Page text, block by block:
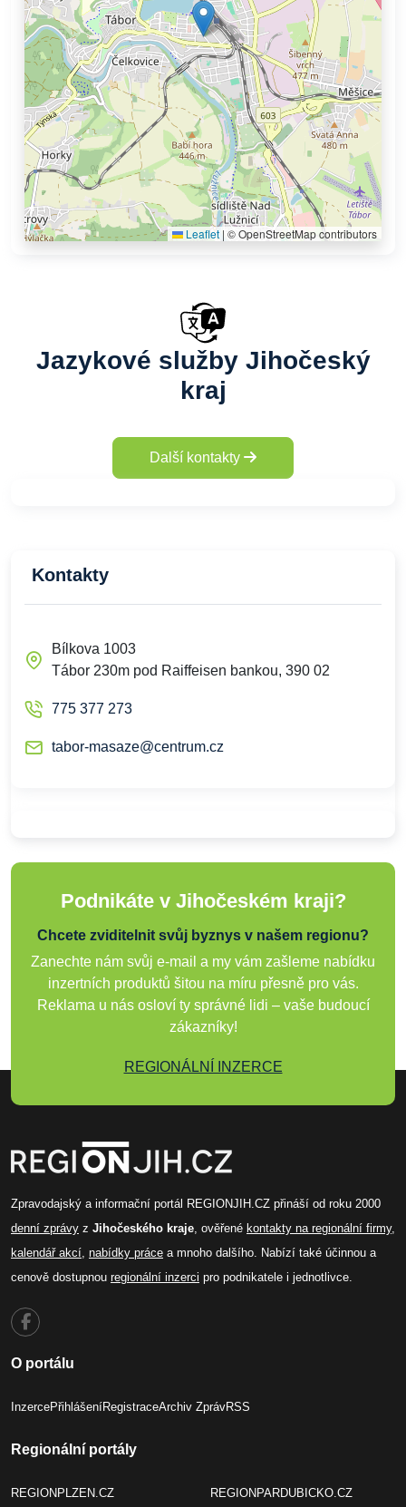
Leaflet | © OpenStreetMap contributors
Jazykové služby Jihočeský
kraj
Další kontakty
Kontakty
Bílkova 1003
Tábor 230m pod Raiffeisen bankou, 390 02
775 377 273
tabor-masaze@centrum.cz
Podnikáte v Jihočeském kraji?
Chcete zviditelnit svůj byznys v našem regionu?
Zanechte nám svůj e-mail a my vám zašleme nabídku
inzertních produktů šitou na míru přesně pro vás.
Reklama u nás osloví ty správné lidi – vaše budoucí
zákazníky!
REGIONÁLNÍ INZERCE
Zpravodajský a informační portál REGIONJIH.CZ přináší od roku 2000
denní zprávy z Jihočeského kraje, ověřené kontakty na regionální firmy,
kalendář akcí, nabídky práce a mnoho dalšího. Nabízí také účinnou a
cenově dostupnou regionální inzerci pro podnikatele i jednotlivce.
O portálu
InzercePřihlášeníRegistraceArchiv ZprávRSS
Regionální portály
REGIONPLZEN.CZ REGIONPARDUBICKO.CZ